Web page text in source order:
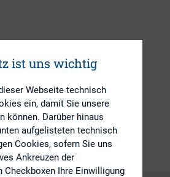
ESG (inkl. Nachhaltigkeit &
Governance), Investoren, IR-
Kompetenz
Publikationen
ist uns wichtig
Webseite technisch
ein, damit Sie unsere
können. Darüber hinaus
aufgelisteten technisch
Cookies, sofern Sie uns
Ankreuzen der
Checkboxen Ihre Einwilligung